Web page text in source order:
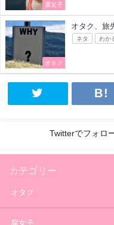
腐女子
オタク
オタク、旅
ネタ わか
Twitterでフォロ
カテゴリー
オタク
腐女子